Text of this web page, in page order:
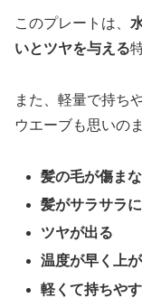
このプレートは、
いとツヤを与える
また、軽量で持ち
ウエーブも思いの
髪の毛が傷ま
髪がサラサラ
ツヤが出る
温度が早く上
軽くて持ちや